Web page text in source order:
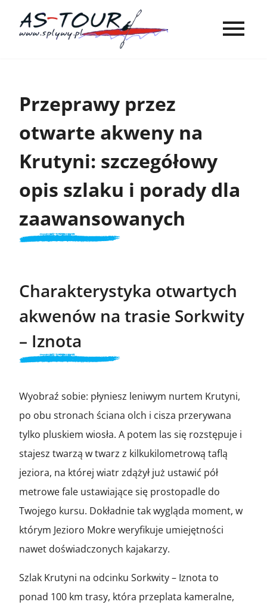
Przeprawy przez
otwarte akweny na
Krutyni: szczegółowy
opis szlaku i porady dla
zaawansowanych
Charakterystyka otwartych
akwenów na trasie Sorkwity
– Iznota
Wyobraź sobie: płyniesz leniwym nurtem Krutyni,
po obu stronach ściana olch i cisza przerywana
tylko pluskiem wiosła. A potem las się rozstępuje i
stajesz twarzą w twarz z kilkukilometrową taflą
jeziora, na której wiatr zdążył już ustawić pół
metrowe fale ustawiające się prostopadle do
Twojego kursu. Dokładnie tak wygląda moment, w
którym Jezioro Mokre weryfikuje umiejętności
nawet doświadczonych kajakarzy.
Szlak Krutyni na odcinku Sorkwity – Iznota to
ponad 100 km trasy, która przeplata kameralne,